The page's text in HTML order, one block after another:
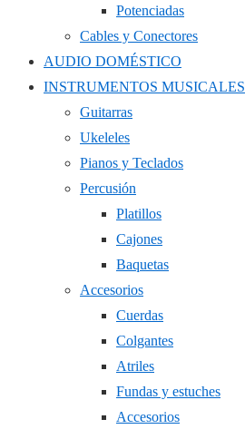
Potenciadas
Cables y Conectores
AUDIO DOMÉSTICO
INSTRUMENTOS MUSICALES
Guitarras
Ukeleles
Pianos y Teclados
Percusión
Platillos
Cajones
Baquetas
Accesorios
Cuerdas
Colgantes
Atriles
Fundas y estuches
Accesorios